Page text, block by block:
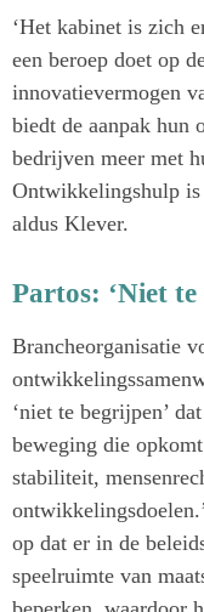
‘Het kabinet is zich
een beroep doet op
innovatievermogen
biedt de aanpak hun
bedrijven meer met
Ontwikkelingshulp is
aldus Klever.
Partos: ‘Niet te
Brancheorganisatie
‘niet te begrijpen’
beweging die
stabiliteit,
op dat er in de
speelruimte van